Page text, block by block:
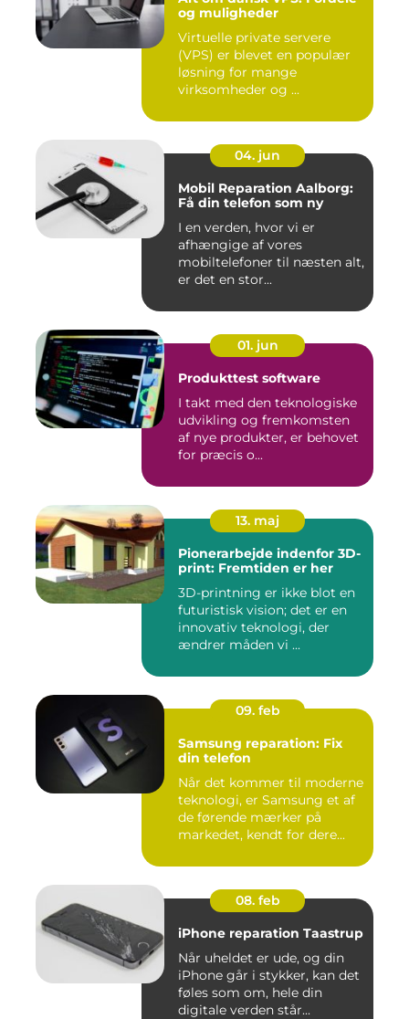
og muligheder
Virtuelle private servere
(VPS) er blevet en populær
løsning for mange
virksomheder og ...
04. jun
Mobil Reparation Aalborg:
Få din telefon som ny
I en verden, hvor vi er
afhængige af vores
mobiltelefoner til næsten alt,
er det en stor...
01. jun
Produkttest software
I takt med den teknologiske
udvikling og fremkomsten
af nye produkter, er behovet
for præcis o...
13. maj
Pionerarbejde indenfor 3D-
print: Fremtiden er her
3D-printning er ikke blot en
futuristisk vision; det er en
innovativ teknologi, der
ændrer måden vi ...
09. feb
Samsung reparation: Fix
din telefon
Når det kommer til moderne
teknologi, er Samsung et af
de førende mærker på
markedet, kendt for dere...
08. feb
iPhone reparation Taastrup
Når uheldet er ude, og din
iPhone går i stykker, kan det
føles som om, hele din
digitale verden står...